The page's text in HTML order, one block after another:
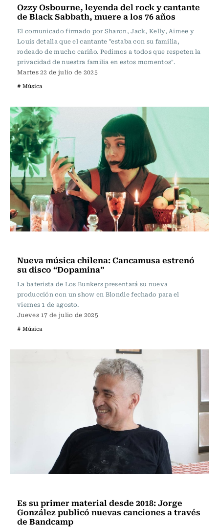
Ozzy Osbourne, leyenda del rock y cantante
de Black Sabbath, muere a los 76 años
El comunicado firmado por Sharon, Jack, Kelly, Aimee y
Louis detalla que el cantante "estaba con su familia,
rodeado de mucho cariño. Pedimos a todos que respeten la
privacidad de nuestra familia en estos momentos".
Martes 22 de julio de 2025
# Música
Nueva música chilena: Cancamusa estrenó
su disco “Dopamina”
La baterista de Los Bunkers presentará su nueva
producción con un show en Blondie fechado para el
viernes 1 de agosto.
Jueves 17 de julio de 2025
# Música
Es su primer material desde 2018: Jorge
González publicó nuevas canciones a través
de Bandcamp